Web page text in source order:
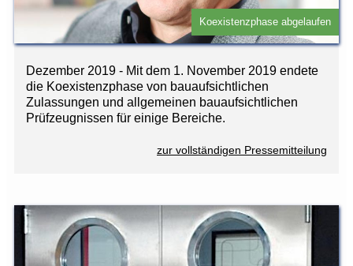
Koexistenzphase abgelaufen
Dezember 2019 - Mit dem 1. November 2019 endete
die Koexistenzphase von bauaufsichtlichen
Zulassungen und allgemeinen bauaufsichtlichen
Prüfzeugnissen für einige Bereiche.
zur vollständigen Pressemitteilung